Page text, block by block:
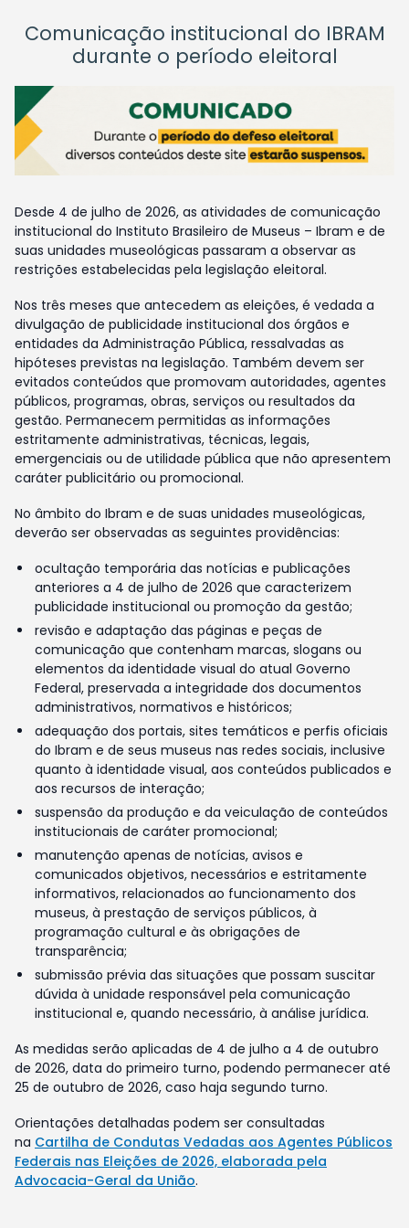
Comunicação institucional do IBRAM
durante o período eleitoral
Desde 4 de julho de 2026, as atividades de comunicação
institucional do Instituto Brasileiro de Museus – Ibram e de
suas unidades museológicas passaram a observar as
restrições estabelecidas pela legislação eleitoral.
Nos três meses que antecedem as eleições, é vedada a
divulgação de publicidade institucional dos órgãos e
entidades da Administração Pública, ressalvadas as
hipóteses previstas na legislação. Também devem ser
evitados conteúdos que promovam autoridades, agentes
públicos, programas, obras, serviços ou resultados da
gestão. Permanecem permitidas as informações
estritamente administrativas, técnicas, legais,
emergenciais ou de utilidade pública que não apresentem
caráter publicitário ou promocional.
No âmbito do Ibram e de suas unidades museológicas,
deverão ser observadas as seguintes providências:
ocultação temporária das notícias e publicações
anteriores a 4 de julho de 2026 que caracterizem
publicidade institucional ou promoção da gestão;
revisão e adaptação das páginas e peças de
comunicação que contenham marcas, slogans ou
elementos da identidade visual do atual Governo
Federal, preservada a integridade dos documentos
administrativos, normativos e históricos;
adequação dos portais, sites temáticos e perfis oficiais
do Ibram e de seus museus nas redes sociais, inclusive
quanto à identidade visual, aos conteúdos publicados e
aos recursos de interação;
suspensão da produção e da veiculação de conteúdos
institucionais de caráter promocional;
manutenção apenas de notícias, avisos e
comunicados objetivos, necessários e estritamente
informativos, relacionados ao funcionamento dos
museus, à prestação de serviços públicos, à
programação cultural e às obrigações de
transparência;
submissão prévia das situações que possam suscitar
dúvida à unidade responsável pela comunicação
institucional e, quando necessário, à análise jurídica.
As medidas serão aplicadas de 4 de julho a 4 de outubro
de 2026, data do primeiro turno, podendo permanecer até
25 de outubro de 2026, caso haja segundo turno.
Orientações detalhadas podem ser consultadas
na Cartilha de Condutas Vedadas aos Agentes Públicos
Federais nas Eleições de 2026, elaborada pela
Advocacia-Geral da União.